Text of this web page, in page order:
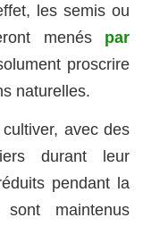
les semis ou
menés par
proscrire
naturelles.
avec des
durant leur
pendant la
maintenus